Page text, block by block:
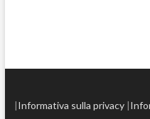
|Informativa sulla privacy|